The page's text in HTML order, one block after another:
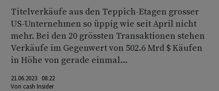
Titelverkäufe aus den Teppich-Etagen grosser
US-Unternehmen so üppig wie seit April nicht
mehr. Bei den 20 grössten Transaktionen stehen
Verkäufe im Gegenwert von 502.6 Mrd $ Käufen
in Höhe von gerade einmal...
21.06.2023 08:22
Von cash Insider